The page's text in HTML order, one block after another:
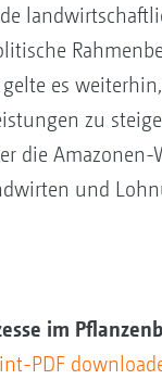
es
zu
die
und
im
PDF